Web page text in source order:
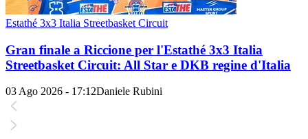
Estathé 3x3 Italia Streetbasket Circuit
Gran finale a Riccione per l'Estathé 3x3 Italia
Streetbasket Circuit: All Star e DKB regine d'Italia
03 Ago 2026 - 17:12Daniele Rubini